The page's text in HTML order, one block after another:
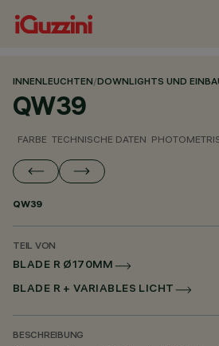
INNENLEUCHTEN/DOWNLIGHTS UND
QW39
FARBE TECHNISCHE DATEN
QW39
TEIL VON
BLADE R Ø170MM
BLADE R + VARIABLES LICHT
BESCHREIBUNG